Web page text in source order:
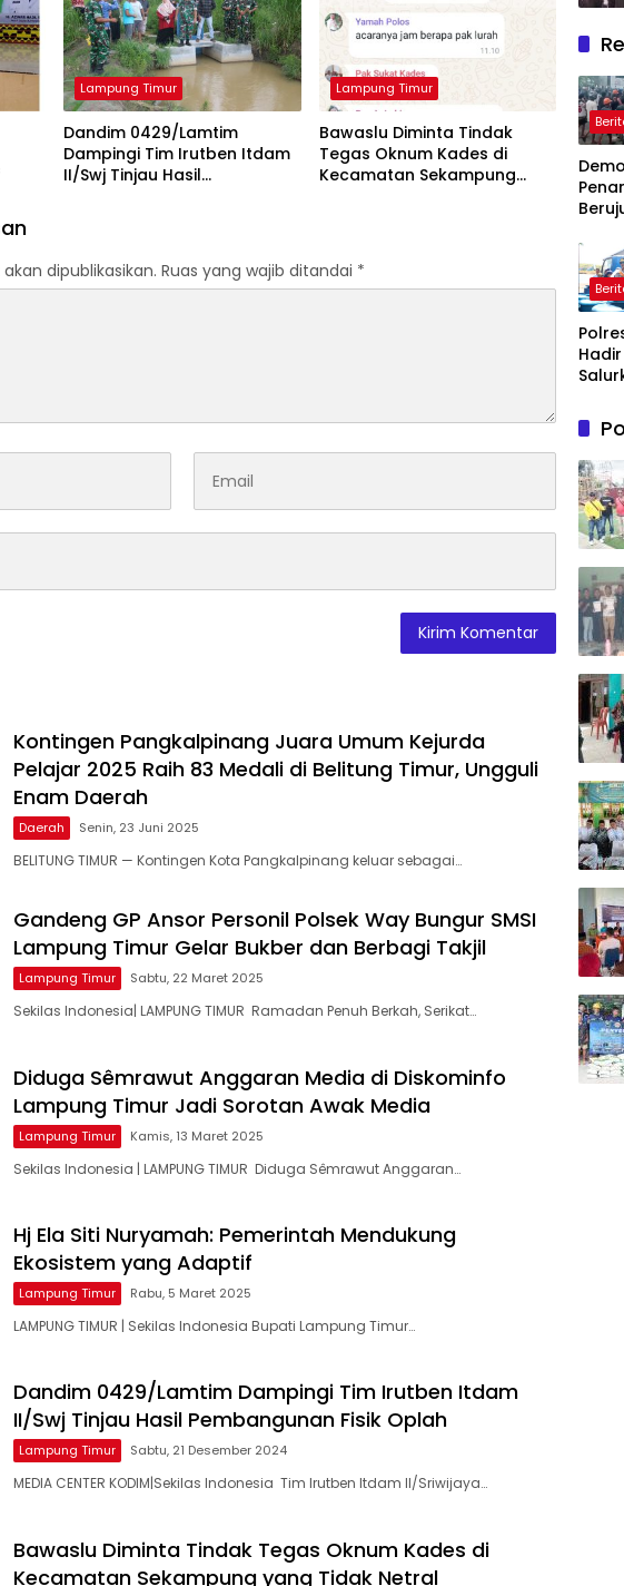
Lampung Timur
Dandim 0429/Lamtim
Dampingi Tim Irutben Itdam
II/Swj Tinjau Hasil
Lampung Timur
Bawaslu Diminta Tindak
Tegas Oknum Kades di
Kecamatan Sekampung
dipublikasikan. Ruas yang wajib ditandai *
Kontingen Pangkalpinang Juara Umum Kejurda
Pelajar 2025 Raih 83 Medali di Belitung Timur, Ungguli
Enam Daerah
Daerah Senin, 23 Juni 2025
BELITUNG TIMUR — Kontingen Kota Pangkalpinang keluar sebagai…
Gandeng GP Ansor Personil Polsek Way Bungur SMSI
Lampung Timur Gelar Bukber dan Berbagi Takjil
Lampung Timur Sabtu, 22 Maret 2025
Sekilas Indonesia| LAMPUNG TIMUR Ramadan Penuh Berkah, Serikat…
Diduga Sêmrawut Anggaran Media di Diskominfo
Lampung Timur Jadi Sorotan Awak Media
Lampung Timur Kamis, 13 Maret 2025
Sekilas Indonesia | LAMPUNG TIMUR Diduga Sêmrawut Anggaran…
Hj Ela Siti Nuryamah: Pemerintah Mendukung
Ekosistem yang Adaptif
Lampung Timur Rabu, 5 Maret 2025
LAMPUNG TIMUR | Sekilas Indonesia Bupati Lampung Timur…
Dandim 0429/Lamtim Dampingi Tim Irutben Itdam
II/Swj Tinjau Hasil Pembangunan Fisik Oplah
Lampung Timur Sabtu, 21 Desember 2024
MEDIA CENTER KODIM|Sekilas Indonesia Tim Irutben Itdam II/Sriwijaya…
Bawaslu Diminta Tindak Tegas Oknum Kades di
Kecamatan Sekampung yang Tidak Netral
Demo
Timur
Hadir
Krisis